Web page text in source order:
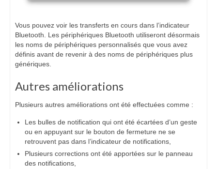
Vous pouvez voir les transferts en cours dans l’indicateur
Bluetooth. Les périphériques Bluetooth utiliseront désormais
les noms de périphériques personnalisés que vous avez
définis avant de revenir à des noms de périphériques plus
génériques.
Autres améliorations
Plusieurs autres améliorations ont été effectuées comme :
Les bulles de notification qui ont été écartées d’un geste
ou en appuyant sur le bouton de fermeture ne se
retrouvent pas dans l’indicateur de notifications,
Plusieurs corrections ont été apportées sur le panneau
des notifications,